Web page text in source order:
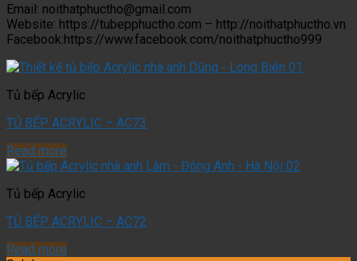
Email: noithatphuctho@gmail.com
Website: https://tubepphuctho.com – http://noithatphuctho.vn
Facebook:https://www.facebook.com/noithatphuctho999
Tủ bếp Acrylic
TỦ BẾP ACRYLIC – AC73
Read more
Tủ bếp Acrylic
TỦ BẾP ACRYLIC – AC72
Read more